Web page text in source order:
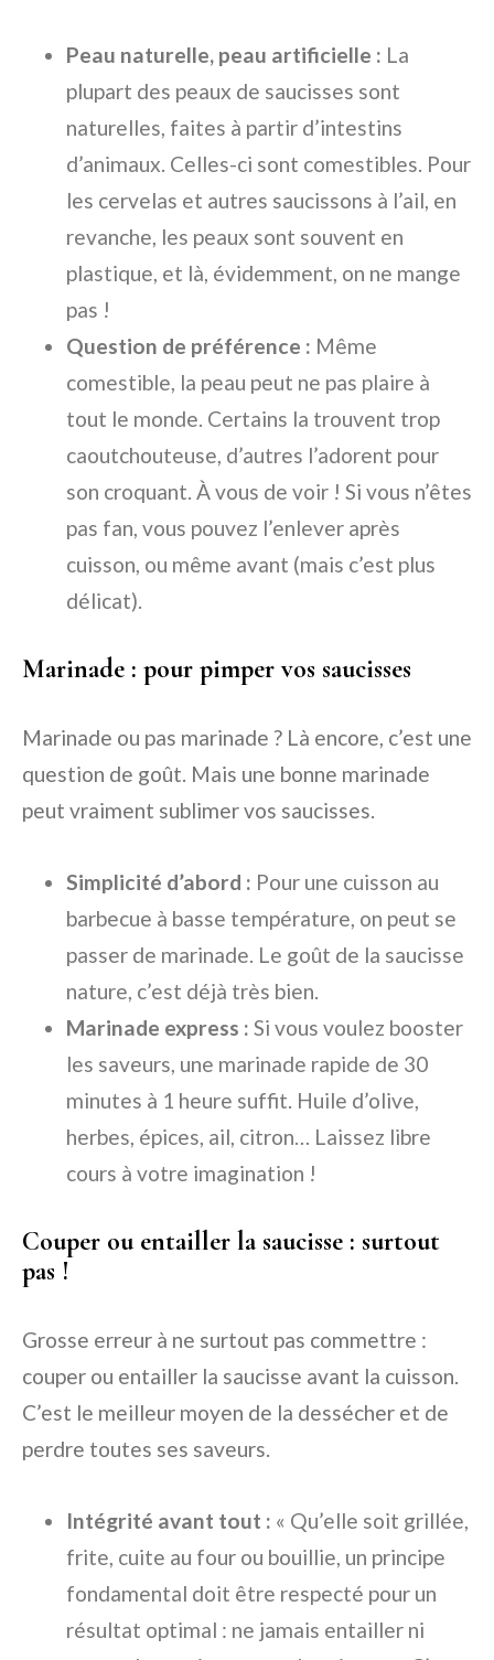
Peau naturelle, peau artificielle : La
plupart des peaux de saucisses sont
naturelles, faites à partir d’intestins
d’animaux. Celles-ci sont comestibles. Pour
les cervelas et autres saucissons à l’ail, en
revanche, les peaux sont souvent en
plastique, et là, évidemment, on ne mange
pas !
Question de préférence : Même
comestible, la peau peut ne pas plaire à
tout le monde. Certains la trouvent trop
caoutchouteuse, d’autres l’adorent pour
son croquant. À vous de voir ! Si vous n’êtes
pas fan, vous pouvez l’enlever après
cuisson, ou même avant (mais c’est plus
délicat).
Marinade : pour pimper vos saucisses
Marinade ou pas marinade ? Là encore, c’est une
question de goût. Mais une bonne marinade
peut vraiment sublimer vos saucisses.
Simplicité d’abord : Pour une cuisson au
barbecue à basse température, on peut se
passer de marinade. Le goût de la saucisse
nature, c’est déjà très bien.
Marinade express : Si vous voulez booster
les saveurs, une marinade rapide de 30
minutes à 1 heure suffit. Huile d’olive,
herbes, épices, ail, citron… Laissez libre
cours à votre imagination !
Couper ou entailler la saucisse : surtout
pas !
Grosse erreur à ne surtout pas commettre :
couper ou entailler la saucisse avant la cuisson.
C’est le meilleur moyen de la dessécher et de
perdre toutes ses saveurs.
Intégrité avant tout : « Qu’elle soit grillée,
frite, cuite au four ou bouillie, un principe
fondamental doit être respecté pour un
résultat optimal : ne jamais entailler ni